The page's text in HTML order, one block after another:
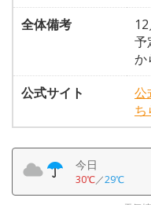
全体備考
予
か
公式サイト
公
ち
今日
30℃／29℃